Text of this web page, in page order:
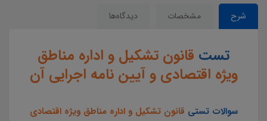
شرح مشخصات دیدگاه‌ها
تست قانون تشکیل و اداره مناطق
ویژه اقتصادی و آیین نامه اجرایی آن
سوالات تستی قانون تشکیل و اداره مناطق ویژه اقتصادی